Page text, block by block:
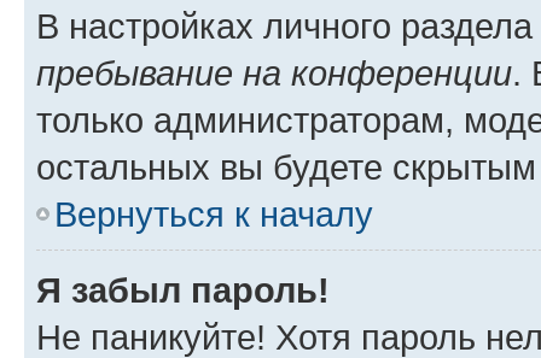
В настройках личного
пребывание на конференции.
только администраторам,
остальных вы будете
Вернуться к началу
Я забыл пароль!
Не паникуйте! Хотя пароль